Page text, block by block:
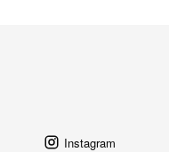
Instagram